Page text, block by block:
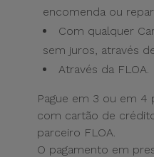
encomenda ou
Com qualquer
sem juros, através
Através da FLOA.
Pague em 3 ou em 4
com cartão de
parceiro FLOA.
O pagamento em